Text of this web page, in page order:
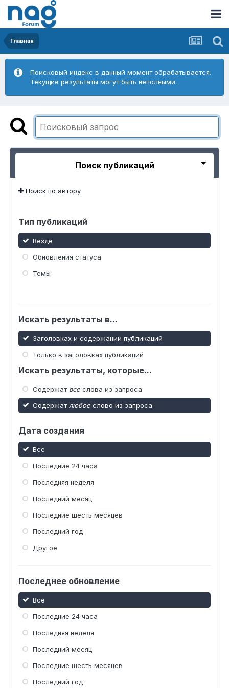
Главная
Поисковый индекс в данный момент обрабатывается.
Текущие результаты могут быть неполными.
Поиск публикаций
Поиск по автору
Тип публикаций
Везде
Обновления статуса
Темы
Искать результаты в...
Заголовках и содержании публикаций
Только в заголовках публикаций
Искать результаты, которые...
Содержат все слова из запроса
Содержат любое слово из запроса
Дата создания
Все
Последние 24 часа
Последняя неделя
Последний месяц
Последние шесть месяцев
Последний год
Другое
Последнее обновление
Все
Последние 24 часа
Последняя неделя
Последний месяц
Последние шесть месяцев
Последний год